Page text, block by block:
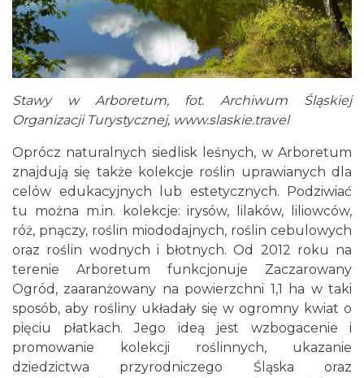
Stawy w Arboretum, fot. Archiwum Śląskiej
Organizacji Turystycznej, www.slaskie.travel
Oprócz naturalnych siedlisk leśnych, w Arboretum
znajdują się także kolekcje roślin uprawianych dla
celów edukacyjnych lub estetycznych. Podziwiać
tu można m.in. kolekcje: irysów, lilaków, liliowców,
róż, pnączy, roślin miododajnych, roślin cebulowych
oraz roślin wodnych i błotnych. Od 2012 roku na
terenie Arboretum funkcjonuje Zaczarowany
Ogród, zaaranżowany na powierzchni 1,1 ha w taki
sposób, aby rośliny układały się w ogromny kwiat o
pięciu płatkach. Jego ideą jest wzbogacenie i
promowanie kolekcji roślinnych, ukazanie
dziedzictwa przyrodniczego Śląska oraz